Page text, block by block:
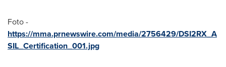
Foto -
https://mma.prnewswire.com/media/2756429/DSI2RX_A
SIL_Certification_001.jpg